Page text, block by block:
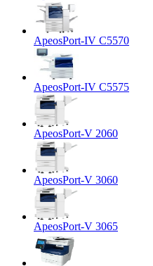
ApeosPort-IV C5570
ApeosPort-IV C5575
ApeosPort-V 2060
ApeosPort-V 3060
ApeosPort-V 3065